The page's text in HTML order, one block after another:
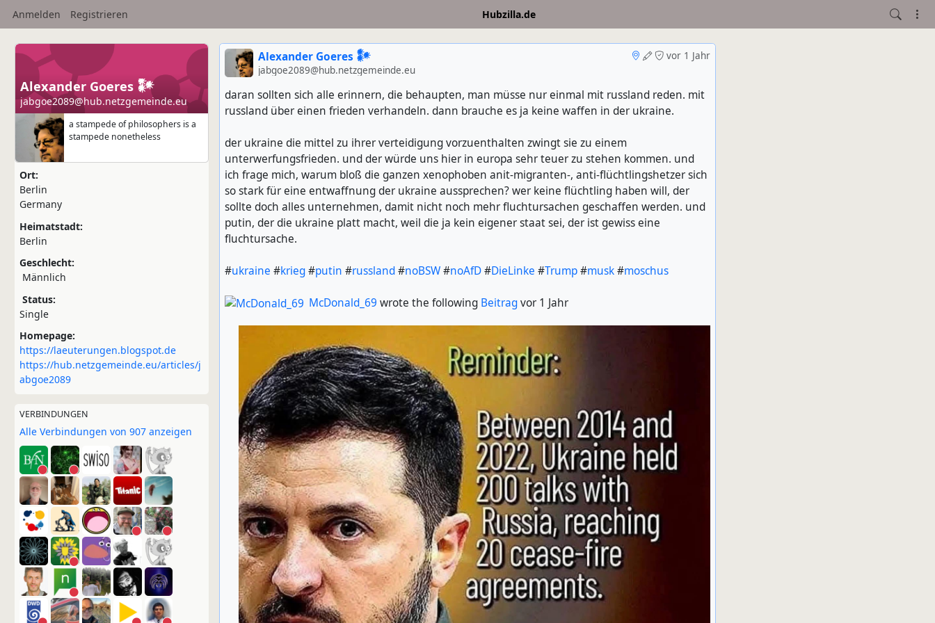
Anmelden Registrieren Hubzilla.de
Alexander Goeres 𒀯
jabgoe2089@hub.netzgemeinde.eu
a stampede of philosophers is a
stampede nonetheless
Ort:
Berlin
Germany
Heimatstadt:
Berlin
Geschlecht:
Männlich
Status:
Single
Homepage:
https://laeuterungen.blogspot.de
https://hub.netzgemeinde.eu/articles/j
abgoe2089
VERBINDUNGEN
Alle Verbindungen von 907 anzeigen
vor 1 Jahr
Alexander Goeres 𒀯
jabgoe2089@hub.netzgemeinde.eu
daran sollten sich alle erinnern, die behaupten, man müsse nur einmal mit russland reden. mit
russland über einen frieden verhandeln. dann brauche es ja keine waffen in der ukraine.
der ukraine die mittel zu ihrer verteidigung vorzuenthalten zwingt sie zu einem
unterwerfungsfrieden. und der würde uns hier in europa sehr teuer zu stehen kommen. und
ich frage mich, warum bloß die ganzen xenophoben anit-migranten-, anti-flüchtlingshetzer sich
so stark für eine entwaffnung der ukraine aussprechen? wer keine flüchtling haben will, der
sollte doch alles unternehmen, damit nicht noch mehr fluchtursachen geschaffen werden. und
putin, der die ukraine platt macht, weil die ja kein eigener staat sei, der ist gewiss eine
fluchtursache.
#ukraine #krieg#putin #russland#noBSW#noAfD#DieLinke #Trump#musk#moschus
McDonald_69 wrote the following Beitragvor 1 Jahr